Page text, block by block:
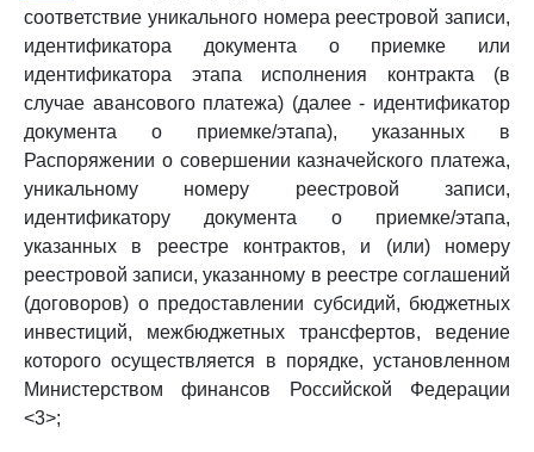
соответствие уникального номера реестровой записи,
идентификатора документа о приемке или
идентификатора этапа исполнения контракта (в
случае авансового платежа) (далее - идентификатор
документа о приемке/этапа), указанных в
Распоряжении о совершении казначейского платежа,
уникальному номеру реестровой записи,
идентификатору документа о приемке/этапа,
указанных в реестре контрактов, и (или) номеру
реестровой записи, указанному в реестре соглашений
(договоров) о предоставлении субсидий, бюджетных
инвестиций, межбюджетных трансфертов, ведение
которого осуществляется в порядке, установленном
Министерством финансов Российской Федерации
<3>;